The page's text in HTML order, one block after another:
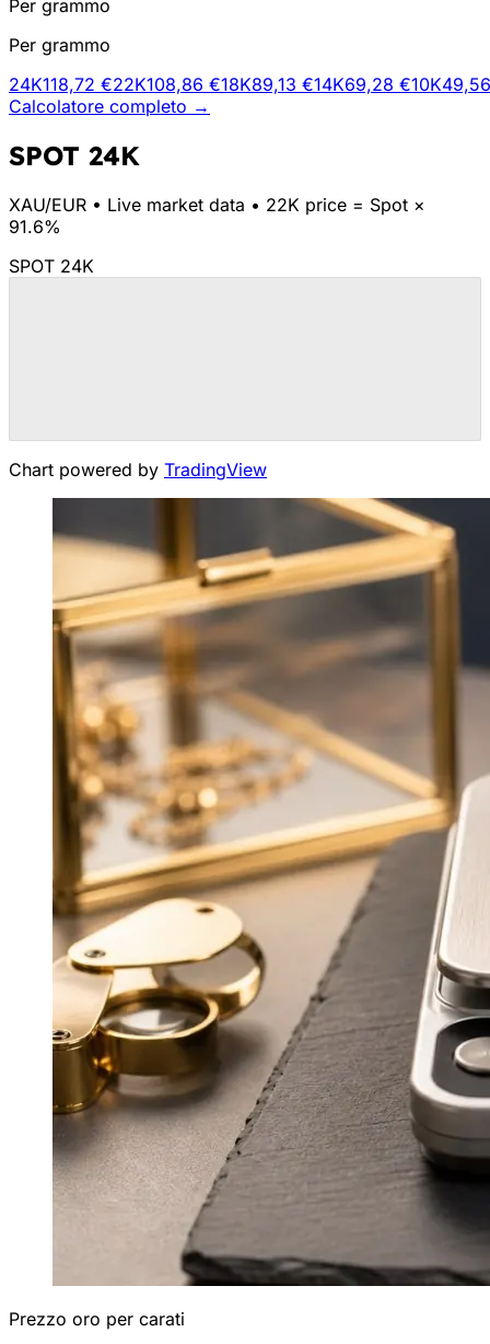
Per grammo
Per grammo
24K118,72 €22K108,86 €18K89,13 €14K69,28 €10K
Calcolatore completo →
SPOT 24K
XAU/EUR • Live market data • 22K price = Spot ×
91.6%
SPOT 24K
Chart powered by TradingView
Prezzo oro per carati